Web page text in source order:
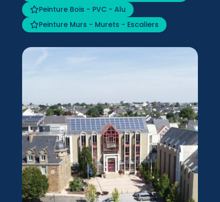
Peinture Bois - PVC - Alu
Peinture Murs - Murets - Escaliers